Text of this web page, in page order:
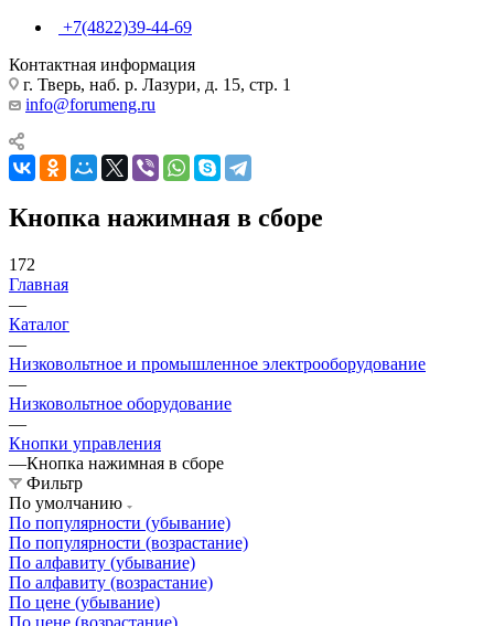
+7(4822)39-44-69
Контактная информация
г. Тверь, наб. р. Лазури, д. 15, стр. 1
info@forumeng.ru
Кнопка нажимная в сборе
172
Главная
—
Каталог
—
Низковольтное и промышленное электрооборудование
—
Низковольтное оборудование
—
Кнопки управления
—Кнопка нажимная в сборе
Фильтр
По умолчанию
По популярности (убывание)
По популярности (возрастание)
По алфавиту (убывание)
По алфавиту (возрастание)
По цене (убывание)
По цене (возрастание)